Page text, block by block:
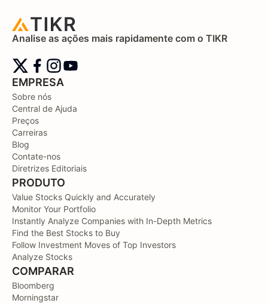
Analise as ações mais rapidamente com o TIKR
EMPRESA
Sobre nós
Central de Ajuda
Preços
Carreiras
Blog
Contate-nos
Diretrizes Editoriais
PRODUTO
Value Stocks Quickly and Accurately
Monitor Your Portfolio
Instantly Analyze Companies with In-Depth Metrics
Find the Best Stocks to Buy
Follow Investment Moves of Top Investors
Analyze Stocks
COMPARAR
Bloomberg
Morningstar